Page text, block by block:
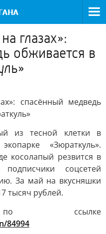
глазах»:
обживается в
спасённый медведь
из тесной клетки в
«Зюраткуль».
косолапый резвится в
соцсетей
За май на вкусняшки
тысяч рублей.
по ссылке
84994